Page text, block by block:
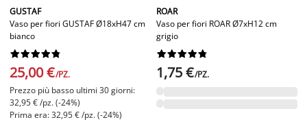
GUSTAF
Vaso per fiori GUSTAF Ø18xH47 cm
bianco






25,00 €/PZ.
Prezzo più basso ultimi 30 giorni:
32,95 € /pz. (-24%)
Prima era: 32,95 € /pz. (-24%)
ROAR
Vaso per fiori ROAR Ø7xH12 cm
grigio






1,75 €/PZ.